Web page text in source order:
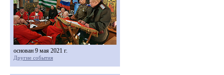
основан 9 мая 2021 г.
Другие события